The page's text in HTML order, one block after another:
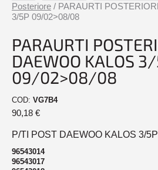
Posteriore / PARAURTI
3/5P 09/02>08/08
PARAURTI
DAEWOO KALOS
09/02>08/08
COD: VG7B4
90,18 €
P/TI POST DAEWOO KALOS 3/
96543014
96543017